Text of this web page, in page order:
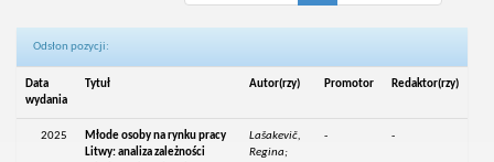
Odsłon pozycji:
Data
wydania
Tytuł Autor(rzy) Promotor Redaktor(rzy)
2025
Młode osoby na rynku pracy
Litwy: analiza zależności
Lašakevič,
Regina;
- -